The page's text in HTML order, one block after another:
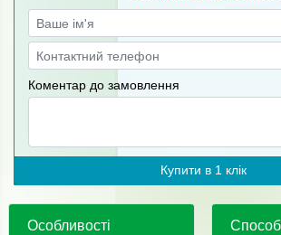
Коментар до замовлення
Купити в 1 клік
Особливості